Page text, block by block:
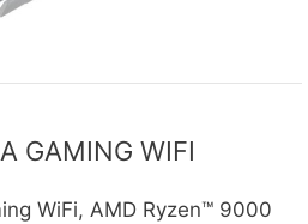
GAMING WIFI
WiFi, AMD Ryzen™ 9000